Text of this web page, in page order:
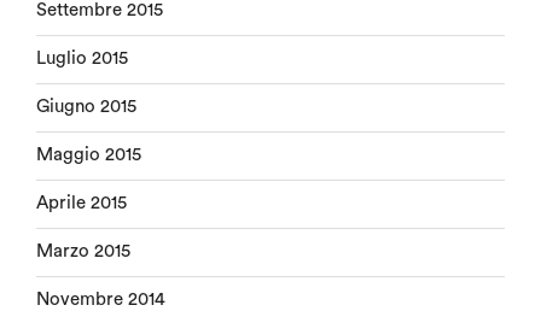
Settembre 2015
Luglio 2015
Giugno 2015
Maggio 2015
Aprile 2015
Marzo 2015
Novembre 2014